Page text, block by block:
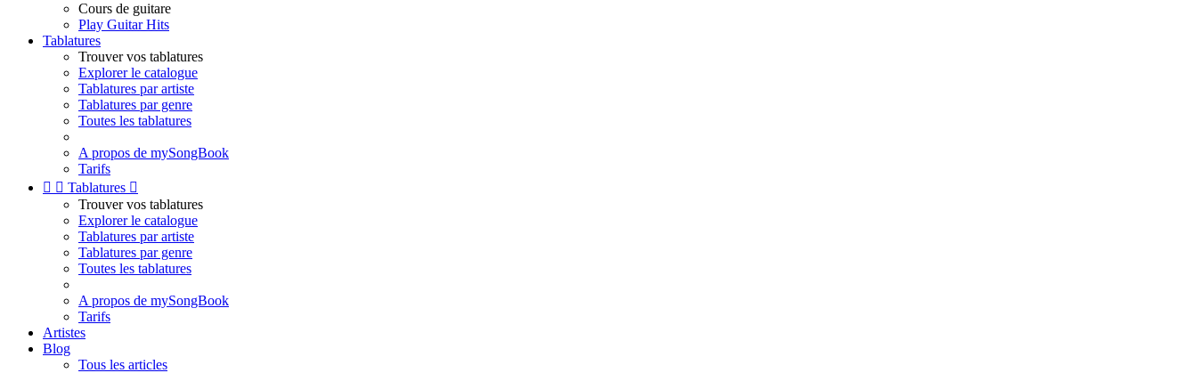
Cours de guitare
Play Guitar Hits
Tablatures
Trouver vos tablatures
Explorer le catalogue
Tablatures par artiste
Tablatures par genre
Toutes les tablatures
A propos de mySongBook
Tarifs
  Tablatures 
Trouver vos tablatures
Explorer le catalogue
Tablatures par artiste
Tablatures par genre
Toutes les tablatures
A propos de mySongBook
Tarifs
Artistes
Blog
Tous les articles